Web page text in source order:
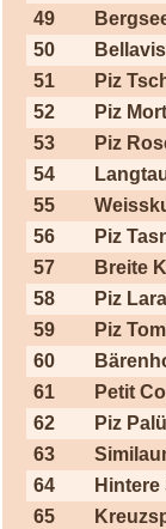
49
50
51
Piz
52
Piz
53
Piz
54
55
56
Piz
57
Breite
58
Piz
59
Piz
60
61
Petit
62
Piz Palü
63
64
Hintere
65